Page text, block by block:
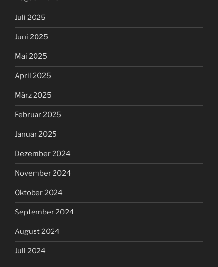
Juli 2025
Juni 2025
Mai 2025
April 2025
März 2025
Februar 2025
Januar 2025
Dezember 2024
November 2024
Oktober 2024
September 2024
August 2024
Juli 2024